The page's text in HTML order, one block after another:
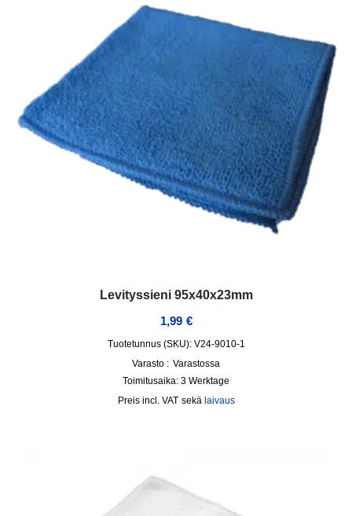
Levityssieni 95x40x23mm
1,99 €
Tuotetunnus (SKU): V24-9010-1
Varasto : Varastossa
Toimitusaika: 3 Werktage
incl. VAT sekä laivaus